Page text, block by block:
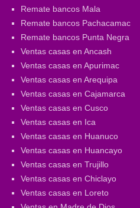
Remate bancos Mala
Remate bancos Pachacamac
Remate bancos Punta Negra
Ventas casas en Ancash
Ventas casas en Apurimac
Ventas casas en Arequipa
Ventas casas en Cajamarca
Ventas casas en Cusco
Ventas casas en Ica
Ventas casas en Huanuco
Ventas casas en Huancayo
Ventas casas en Trujillo
Ventas casas en Chiclayo
Ventas casas en Loreto